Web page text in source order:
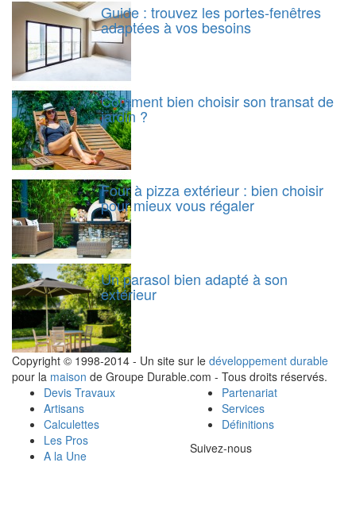
Guide : trouvez les portes-fenêtres
adaptées à vos besoins
Comment bien choisir son transat de
jardin ?
Four à pizza extérieur : bien choisir
pour mieux vous régaler
Un parasol bien adapté à son
extérieur
Copyright © 1998-2014 - Un site sur le développement durable
pour la maison de Groupe Durable.com - Tous droits réservés.
Devis Travaux
Artisans
Calculettes
Les Pros
A la Une
Partenariat
Services
Définitions
Suivez-nous